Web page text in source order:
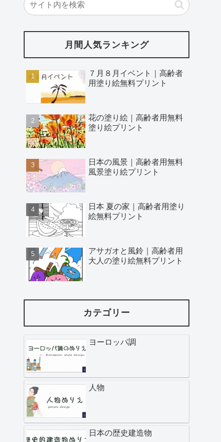
月間人気ランキング
７月８月イベント｜高齢者
用塗り絵無料プリント
花の塗り絵｜高齢者用無料
塗り絵プリント
日本の風景｜高齢者用無料
風景塗り絵プリント
日本 夏の家｜高齢者用塗り
絵無料プリント
アサガオと風鈴｜高齢者用
大人の塗り絵無料プリント
カテゴリー
ヨーロッパ調
人物
日本の歴史建造物